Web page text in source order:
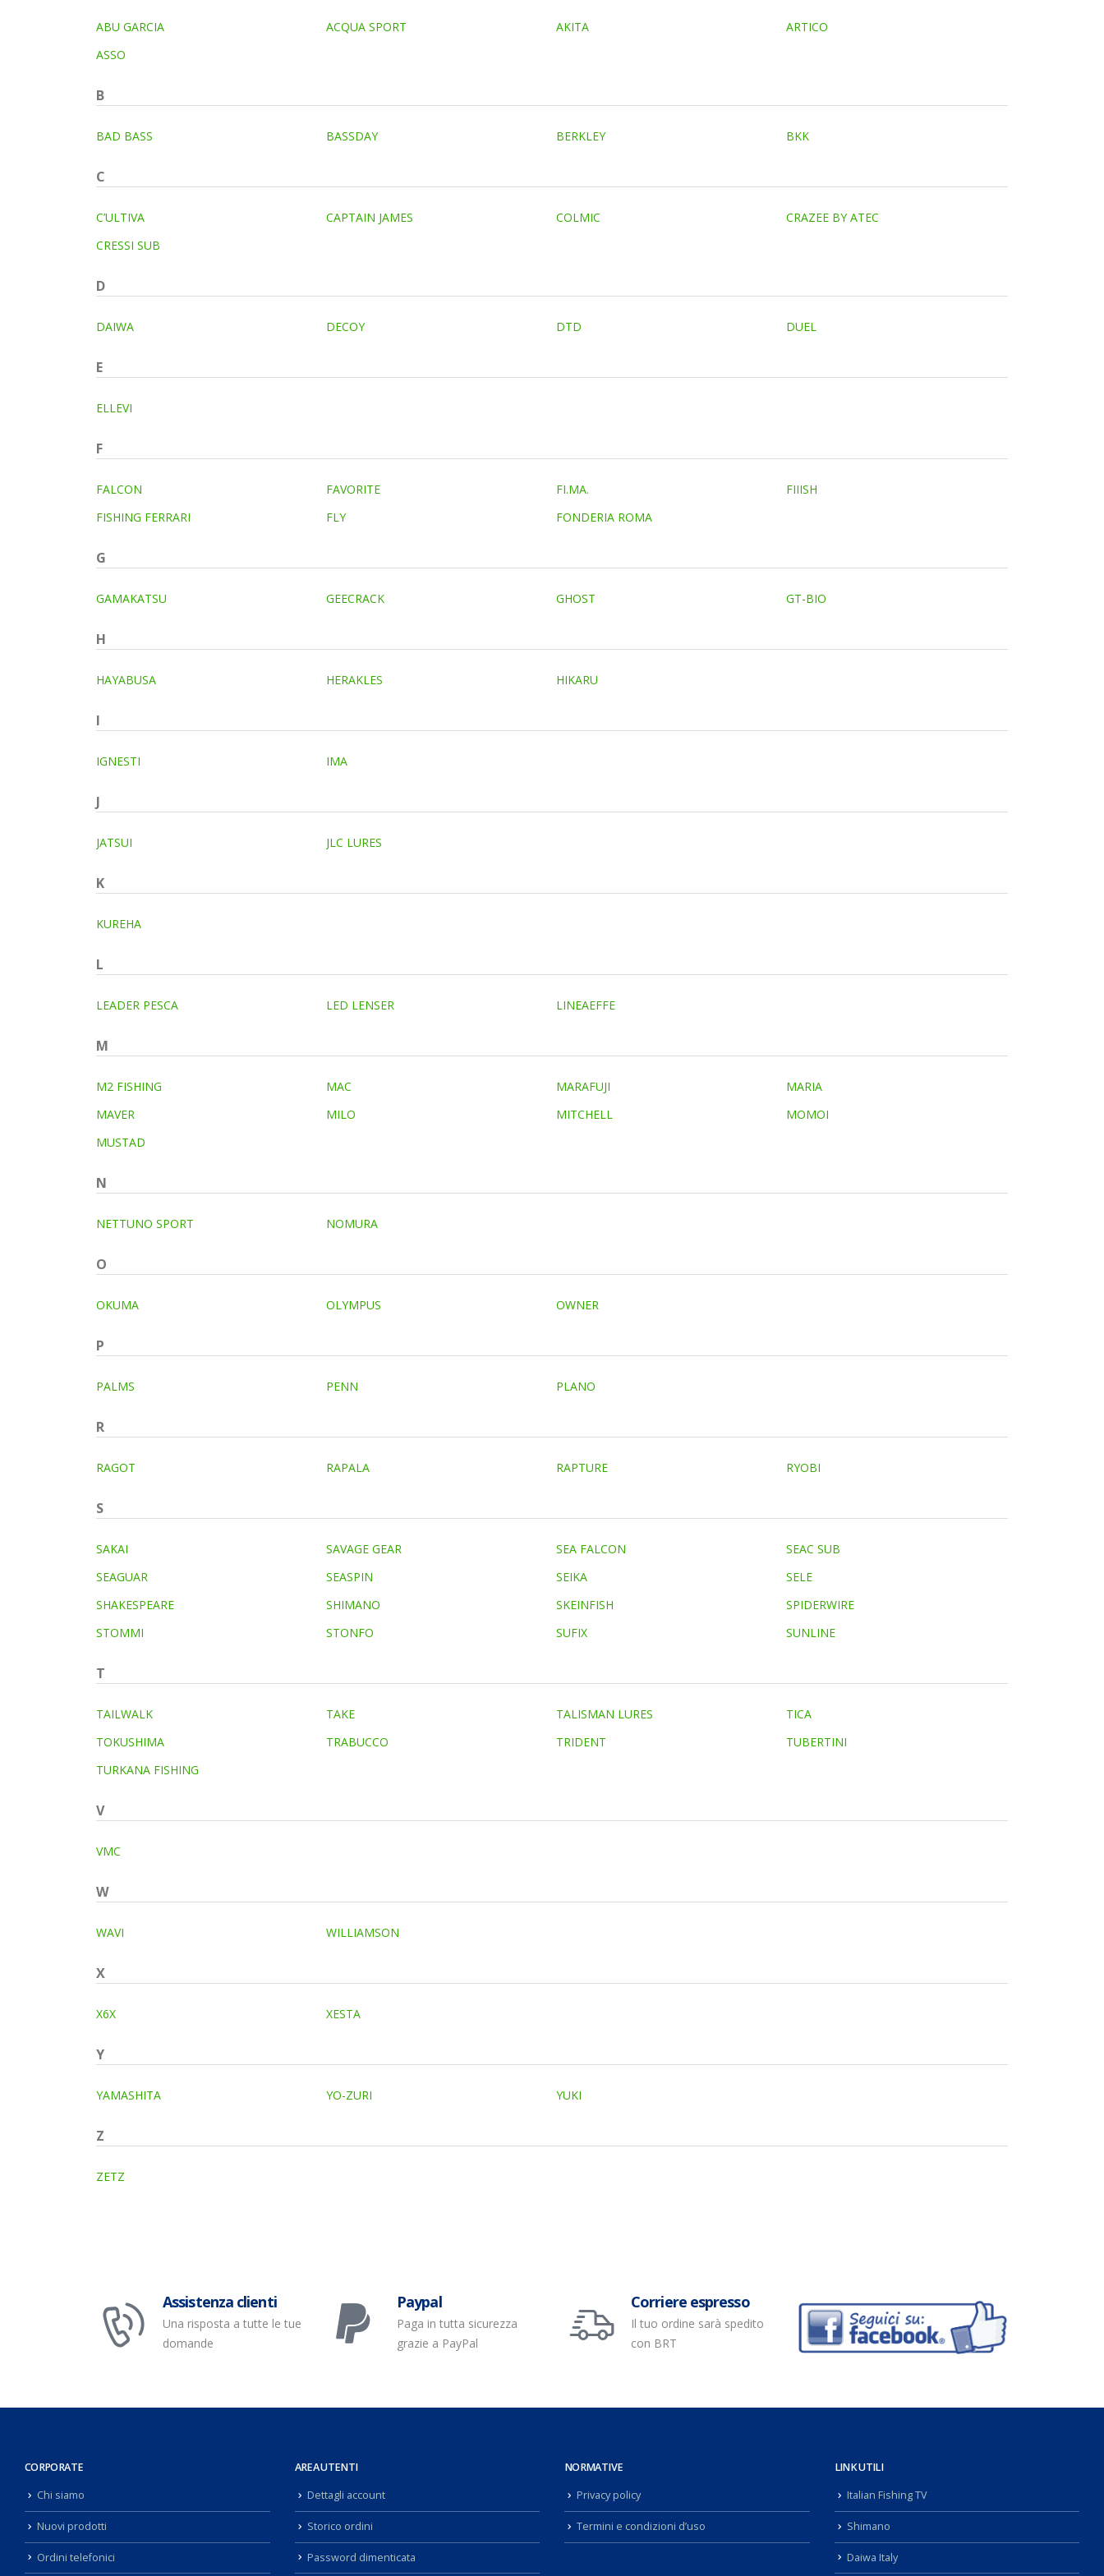
ABU GARCIA ACQUA SPORT AKITA
ARTICO
ASSO
B
BAD BASS BASSDAY BERKLEY BKK
C
C’ULTIVA CAPTAIN JAMES COLMIC
CRAZEE BY ATEC
CRESSI SUB
D
DAIWA DECOY DTD DUEL
E
ELLEVI
F
FALCON FAVORITE FI.MA.
FIIISH
FISHING FERRARI
FLY FONDERIA ROMA
G
GAMAKATSU GEECRACK GHOST GT-BIO
H
HAYABUSA HERAKLES HIKARU
I
IGNESTI IMA
J
JATSUI JLC LURES
K
KUREHA
L
LEADER PESCA LED LENSER LINEAEFFE
M
M2 FISHING MAC MARAFUJI
MARIA
MAVER
MILO MITCHELL
MOMOI
MUSTAD
N
NETTUNO SPORT NOMURA
O
OKUMA OLYMPUS OWNER
P
PALMS PENN PLANO
R
RAGOT RAPALA RAPTURE RYOBI
S
SAKAI SAVAGE GEAR SEA FALCON
SEAC SUB
SEAGUAR
SEASPIN SEIKA
SELE
SHAKESPEARE
SHIMANO SKEINFISH
SPIDERWIRE
STOMMI
STONFO SUFIX SUNLINE
T
TAILWALK TAKE TALISMAN LURES
TICA
TOKUSHIMA
TRABUCCO TRIDENT
TUBERTINI
TURKANA FISHING
V
VMC
W
WAVI WILLIAMSON
X
X6X XESTA
Y
YAMASHITA YO-ZURI YUKI
Z
ZETZ
Assistenza clienti
Una risposta a tutte le tue
domande
Paypal
Paga in tutta sicurezza
grazie a PayPal
Corriere espresso
Il tuo ordine sarà spedito
con BRT
CORPORATE
Chi siamo
Nuovi prodotti
Ordini telefonici
AREA UTENTI
Dettagli account
Storico ordini
Password dimenticata
NORMATIVE
Privacy policy
Termini e condizioni d’uso
LINK UTILI
Italian Fishing TV
Shimano
Daiwa Italy